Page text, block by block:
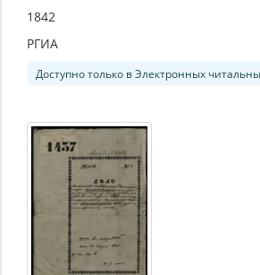
1842
РГИА
Доступно только в Электронных